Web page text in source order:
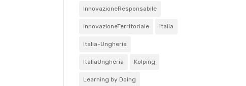
InnovazioneResponsabile
InnovazioneTerritoriale italia
Italia-Ungheria
ItaliaUngheria Kolping
Learning by Doing